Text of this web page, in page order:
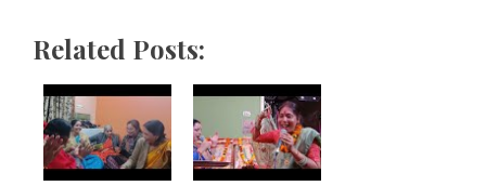
Related Posts: